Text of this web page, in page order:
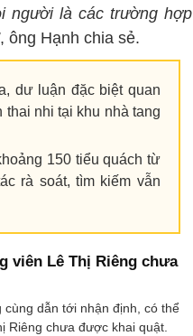
người là các trường hợp
, ông Hạnh chia sẻ.
dư luận đặc biệt quan
nhi tại khu nhà tang
150 tiểu quách từ
rà soát, tìm kiếm vẫn
viên Lê Thị Riêng chưa
dẫn tới nhận định, có thể
Riêng chưa được khai quật.